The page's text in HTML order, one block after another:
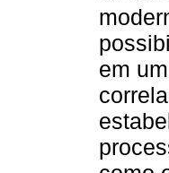
em